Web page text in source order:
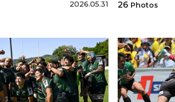
2026.05.31 26 Photos